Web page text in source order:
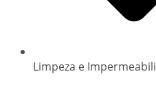
Limpeza e